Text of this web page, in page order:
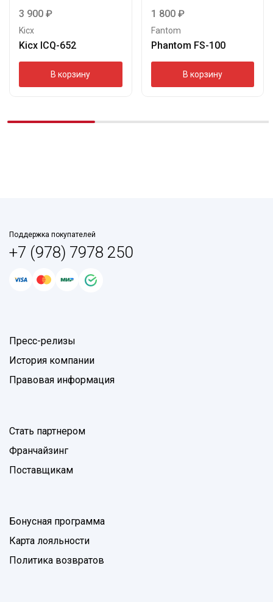
3 900 ₽
Kicx
Kicx ICQ-652
В корзину
1 800 ₽
Fantom
Phantom FS-100
В корзину
Поддержка покупателей
+7 (978) 7978 250
Пресс-релизы
История компании
Правовая информация
Стать партнером
Франчайзинг
Поставщикам
Бонусная программа
Карта лояльности
Политика возвратов